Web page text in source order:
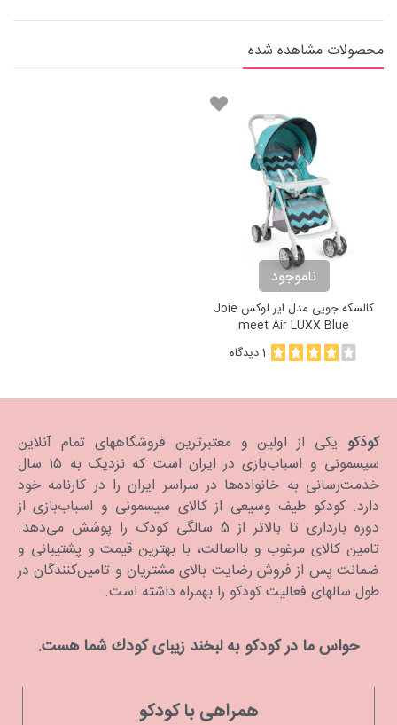
محصولات مشاهده شده
ناموجود
کالسکه جویی مدل ایر لوکس Joie
meet Air LUXX Blue
1 دیدگاه
کودَکو یکی از اولین و معتبرترین فروشگاههای تمام آنلاین
سیسمونی و اسباب‌بازی در ایران است که نزدیک به ۱۵ سال
خدمت‌رسانی به خانواده‌ها در سراسر ایران را در کارنامه خود
دارد. كودكو طیف وسیعی از کالای سیسمونی و اسباب‌بازی از
دوره بارداری تا بالاتر از 5 سالگی کودک را پوشش می‌دهد.
تامین کالای مرغوب و بااصالت، با بهترین قیمت و پشتیبانی و
ضمانت پس از فروش رضایت بالای مشتریان و تامین‌کنندگان در
طول سالهای فعالیت کودکو را بهمراه داشته است.
حواس ما در كودكو به لبخند زیبای كودك شما هست.
همراهی با کودکو